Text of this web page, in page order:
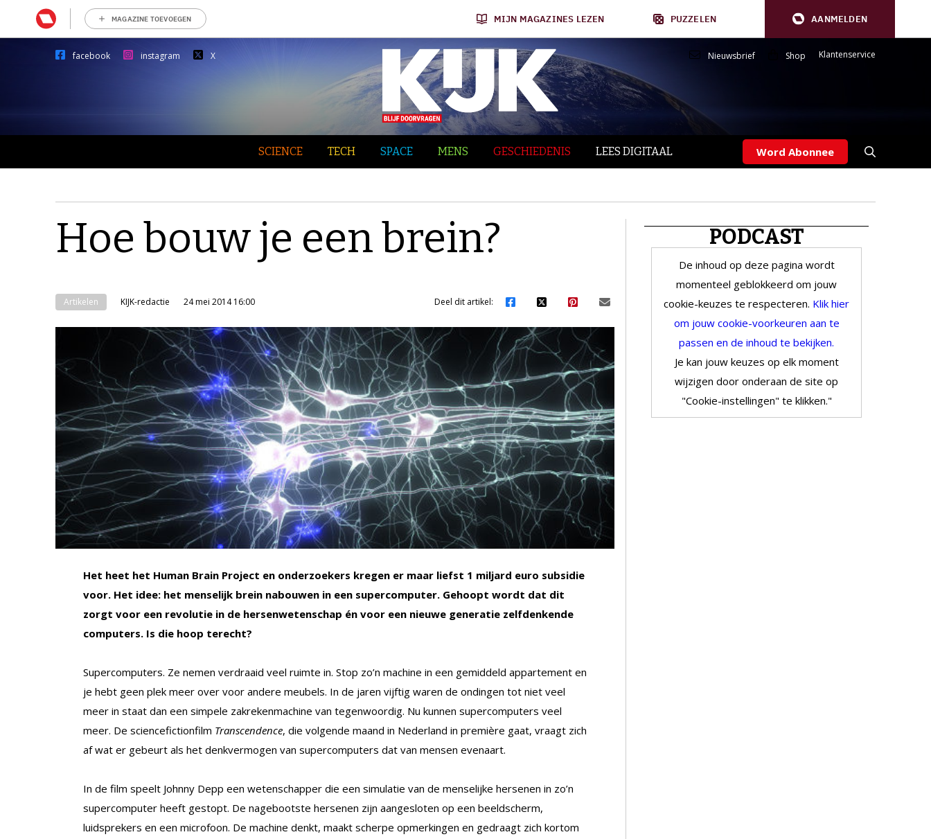
MAGAZINE TOEVOEGEN MIJN MAGAZINES LEZEN PUZZELEN AANMELDEN
facebook instagram X Nieuwsbrief Shop Klantenservice
SCIENCE TECH SPACE MENS GESCHIEDENIS LEES DIGITAAL Word Abonnee
Hoe bouw je een brein?
Artikelen KIJK-redactie 24 mei 2014 16:00 Deel dit artikel:
Het heet het Human Brain Project en onderzoekers kregen er maar liefst 1 miljard euro subsidie
voor. Het idee: het menselijk brein nabouwen in een supercomputer. Gehoopt wordt dat dit
zorgt voor een revolutie in de hersenwetenschap én voor een nieuwe generatie zelfdenkende
computers. Is die hoop terecht?
Supercomputers. Ze nemen verdraaid veel ruimte in. Stop zo’n machine in een gemiddeld appartement en
je hebt geen plek meer over voor andere meubels. In de jaren vijftig waren de ondingen tot niet veel
meer in staat dan een simpele zakrekenmachine van tegenwoordig. Nu kunnen supercomputers veel
meer. De sciencefictionfilm Transcendence, die volgende maand in Nederland in première gaat, vraagt zich
af wat er gebeurt als het denkvermogen van supercomputers dat van mensen evenaart.
In de film speelt Johnny Depp een wetenschapper die een simulatie van de menselijke hersenen in zo’n
supercomputer heeft gestopt. De nagebootste hersenen zijn aangesloten op een beeldscherm,
luidsprekers en een microfoon. De machine denkt, maakt scherpe opmerkingen en gedraagt zich kortom
PODCAST
De inhoud op deze pagina wordt
momenteel geblokkeerd om jouw
cookie-keuzes te respecteren. Klik hier
om jouw cookie-voorkeuren aan te
passen en de inhoud te bekijken.
Je kan jouw keuzes op elk moment
wijzigen door onderaan de site op
"Cookie-instellingen" te klikken."